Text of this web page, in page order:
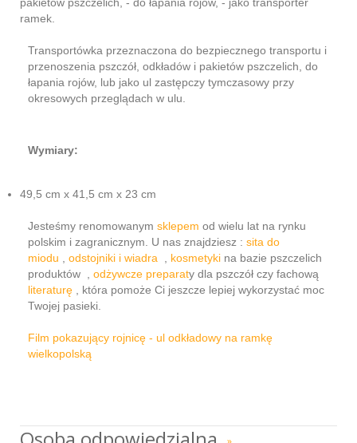
ramek.
Transportówka przeznaczona do bezpiecznego transportu i
przenoszenia pszczół, odkładów i pakietów pszczelich, do
łapania rojów, lub jako ul zastępczy tymczasowy przy
okresowych przeglądach w ulu.
Wymiary:
49,5 cm x 41,5 cm x 23 cm
Jesteśmy renomowanym sklepem od wielu lat na rynku
polskim i zagranicznym. U nas znajdziesz : sita do
miodu
odstojniki i wiadra kosmetyki na bazie pszczelich
produktów , odżywcze preparaty dla pszczół czy fachową
literaturę , która pomoże Ci jeszcze lepiej wykorzystać moc
Twojej pasieki.
Film pokazujący rojnicę - ul odkładowy na ramkę
wielkopolską